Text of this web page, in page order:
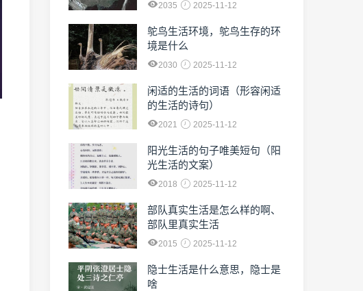
2035 2025-11-12
鸵鸟生活环境，鸵鸟生存的环
境是什么
2030 2025-11-12
闲适的生活的词语（形容闲适
的生活的诗句）
2021 2025-11-12
阳光生活的句子唯美短句（阳
光生活的文案）
2018 2025-11-12
部队真实生活是怎么样的啊、
部队里真实生活
2015 2025-11-12
隐士生活是什么意思，隐士是
啥